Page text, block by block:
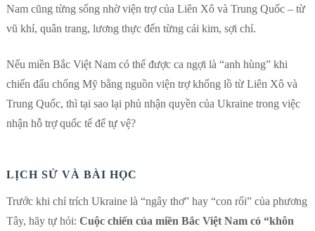
Nam cũng từng sống nhờ viện trợ của Liên Xô và Trung Quốc – từ
vũ khí, quân trang, lương thực đến từng cái kim, sợi chỉ.
Nếu miền Bắc Việt Nam có thể được ca ngợi là “anh hùng” khi
chiến đấu chống Mỹ bằng nguồn viện trợ khổng lồ từ Liên Xô và
Trung Quốc, thì tại sao lại phủ nhận quyền của Ukraine trong việc
nhận hỗ trợ quốc tế để tự vệ?
LỊCH SỬ VÀ BÀI HỌC
Trước khi chỉ trích Ukraine là “ngây thơ” hay “con rối” của phương
Tây, hãy tự hỏi: Cuộc chiến của miền Bắc Việt Nam có “khôn